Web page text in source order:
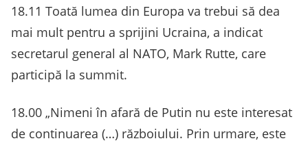
18.11 Toată lumea din Europa va trebui să dea
mai mult pentru a sprijini Ucraina, a indicat
secretarul general al NATO, Mark Rutte, care
participă la summit.
18.00 „Nimeni în afară de Putin nu este interesat
de continuarea (…) războiului. Prin urmare, este